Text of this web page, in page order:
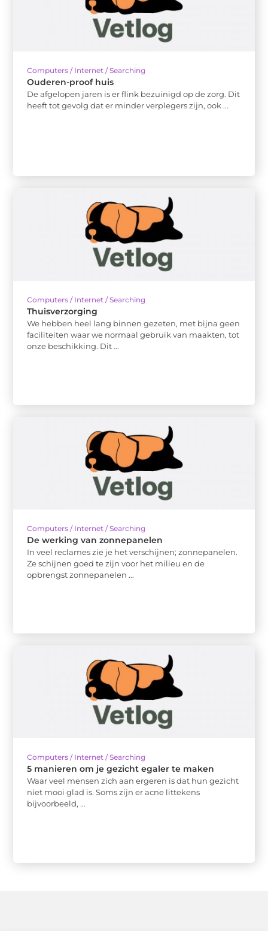
Computers / Internet / Searching
Ouderen-proof huis
De afgelopen jaren is er flink bezuinigd op de zorg. Dit
heeft tot gevolg dat er minder verplegers zijn, ook ...
Computers / Internet / Searching
Thuisverzorging
We hebben heel lang binnen gezeten, met bijna geen
faciliteiten waar we normaal gebruik van maakten, tot
onze beschikking. Dit ...
Computers / Internet / Searching
De werking van zonnepanelen
In veel reclames zie je het verschijnen; zonnepanelen.
Ze schijnen goed te zijn voor het milieu en de
opbrengst zonnepanelen ...
Computers / Internet / Searching
5 manieren om je gezicht egaler te maken
Waar veel mensen zich aan ergeren is dat hun gezicht
niet mooi glad is. Soms zijn er acne littekens
bijvoorbeeld, ...